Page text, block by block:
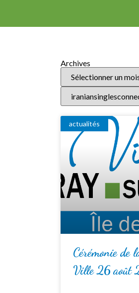
Archives
actualités
Cérémonie de
Ville 26 août